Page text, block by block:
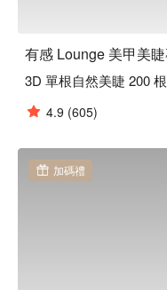
3D 單根自然美睫 200 根
4.9 (605)
加碼禮